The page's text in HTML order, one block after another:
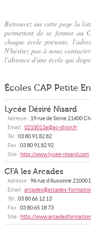
Retrouvez sur cette page la
permettent de se former au
chaque école présente,
N'hésitez pas à nous
l'absence d'une école qui
Écoles CAP Petite
Lycée Désiré Nisard
Adresse : 19 rue de Seine 21400
Email : 0210013a@ac-dijon.fr
Tél : 03 80 91 82 82
Fax : 03 80 91 82 92
Site : http://www.lycee-nisard.com
CFA les Arcades
Adresse : 96 rue d'Auxonne 21000
Email : arcades@arcades-
Tél : 03 80 66 12 13
Fax : 03 80 65 18 73
Site : http://